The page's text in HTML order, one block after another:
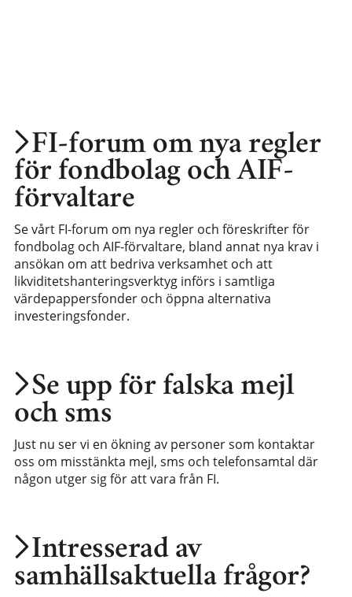
Intresserad av
samhällsaktuella frågor?
Se upp för falska mejl
och sms
Just nu ser vi en ökning av personer som kontaktar
oss om misstänkta mejl, sms och telefonsamtal där
någon utger sig för att vara från FI.
FI-forum om nya regler
för fondbolag och AIF-
förvaltare
Se vårt FI-forum om nya regler och föreskrifter för
fondbolag och AIF-förvaltare, bland annat nya krav i
ansökan om att bedriva verksamhet och att
likviditetshanteringsverktyg införs i samtliga
värdepappersfonder och öppna alternativa
investeringsfonder.